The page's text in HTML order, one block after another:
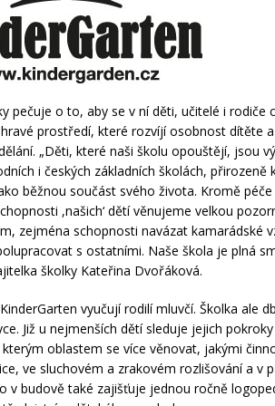
pečuje o to, aby se v ní děti, učitelé i rodiče
prostředí, které rozvíjí osobnost dítěte
„Děti, které naši školu opouštějí, jsou
i českých základních školách, přirozeně
běžnou součást svého života. Kromě
,našich‘ dětí věnujemevelkou
zejména schopnosti navázat kamarádské
s ostatními. Naše škola je plná
školky Kateřina Dvořáková.
vyučují rodilí mluvčí. Školka ale
Již u nejmenších dětí sleduje jejich
kterým oblastem se více věnovat, jakými
ve sluchovém a zrakovém rozlišování a v
v budově také zajišťuje jednou ročně